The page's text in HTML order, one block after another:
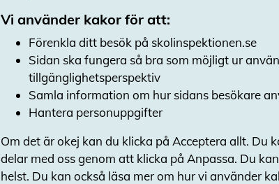
Granskningens
Rektorer på hälften av
nätet i trygghetsarbetet
Rektorer behöver
för att kunna anpassa
Elevernas kunskap
Viktigt att skapa tillit
skolans ansvar
Vi använder kakor för att:
Förenkla ditt besök på skolinspektionen.se
Sidan ska fungera så bra som möjligt ur
tillgänglighetsperspektiv
Samla information om hur sidans besökare
Hantera personuppgifter
Om det är okej kan du klicka på Acceptera allt. Du
delar med oss genom att klicka på Anpassa. Du
helst. Du kan också läsa mer om hur vi använder